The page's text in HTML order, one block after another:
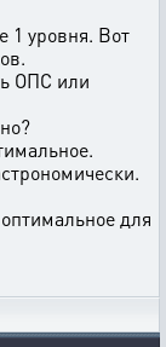
1 уровня. Вот
ОПС или
для